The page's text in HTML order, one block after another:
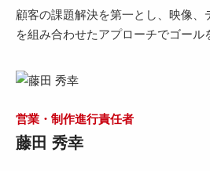
顧客の課題解決を第一とし、映像、
を組み合わせたアプローチでゴール
営業・制作進行責任者
藤田 秀幸